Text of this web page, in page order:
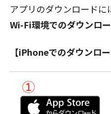
アプリのダウンロードに
Wi-Fi環境でのダウンロ
【iPhoneでのダウンロー